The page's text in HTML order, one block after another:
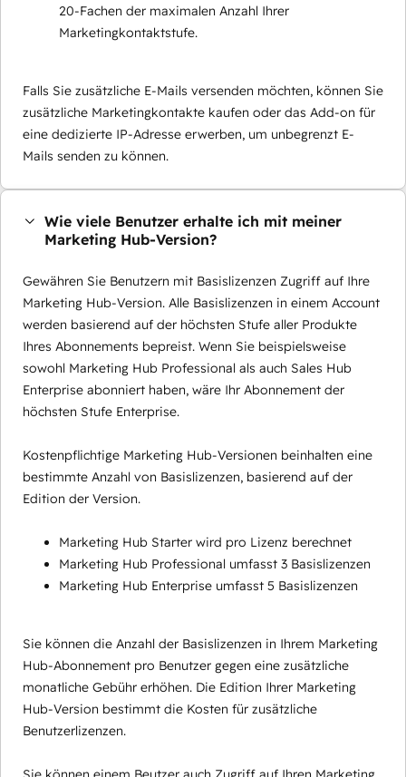
20-Fachen der maximalen Anzahl Ihrer
Marketingkontaktstufe.
Falls Sie zusätzliche E-Mails versenden möchten, können Sie
zusätzliche Marketingkontakte kaufen oder das Add-on für
eine dedizierte IP-Adresse erwerben, um unbegrenzt E-
Mails senden zu können.
Wie viele Benutzer erhalte ich mit meiner
Marketing Hub-Version?
Gewähren Sie Benutzern mit Basislizenzen Zugriff auf Ihre
Marketing Hub-Version. Alle Basislizenzen in einem Account
werden basierend auf der höchsten Stufe aller Produkte
Ihres Abonnements bepreist. Wenn Sie beispielsweise
sowohl Marketing Hub Professional als auch Sales Hub
Enterprise abonniert haben, wäre Ihr Abonnement der
höchsten Stufe Enterprise.
Kostenpflichtige Marketing Hub-Versionen beinhalten eine
bestimmte Anzahl von Basislizenzen, basierend auf der
Edition der Version.
Marketing Hub Starter wird pro Lizenz berechnet
Marketing Hub Professional umfasst 3 Basislizenzen
Marketing Hub Enterprise umfasst 5 Basislizenzen
Sie können die Anzahl der Basislizenzen in Ihrem Marketing
Hub-Abonnement pro Benutzer gegen eine zusätzliche
monatliche Gebühr erhöhen. Die Edition Ihrer Marketing
Hub-Version bestimmt die Kosten für zusätzliche
Benutzerlizenzen.